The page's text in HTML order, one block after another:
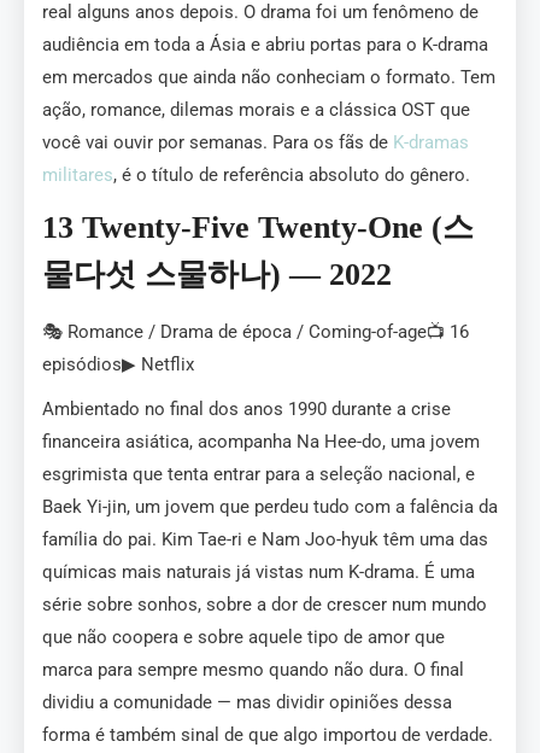
real alguns anos depois. O drama foi um fenômeno de
audiência em toda a Ásia e abriu portas para o K-drama
em mercados que ainda não conheciam o formato. Tem
ação, romance, dilemas morais e a clássica OST que
você vai ouvir por semanas. Para os fãs de K-dramas
militares, é o título de referência absoluto do gênero.
13 Twenty-Five Twenty-One (스
물다섯 스물하나) — 2022
🎭 Romance / Drama de época / Coming-of-age📺 16
episódios▶ Netflix
Ambientado no final dos anos 1990 durante a crise
financeira asiática, acompanha Na Hee-do, uma jovem
esgrimista que tenta entrar para a seleção nacional, e
Baek Yi-jin, um jovem que perdeu tudo com a falência da
família do pai. Kim Tae-ri e Nam Joo-hyuk têm uma das
químicas mais naturais já vistas num K-drama. É uma
série sobre sonhos, sobre a dor de crescer num mundo
que não coopera e sobre aquele tipo de amor que
marca para sempre mesmo quando não dura. O final
dividiu a comunidade — mas dividir opiniões dessa
forma é também sinal de que algo importou de verdade.